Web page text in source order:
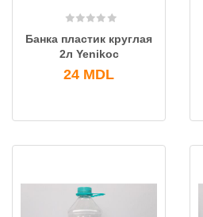
Банка пластик круглая
2л Yenikoc
24 MDL